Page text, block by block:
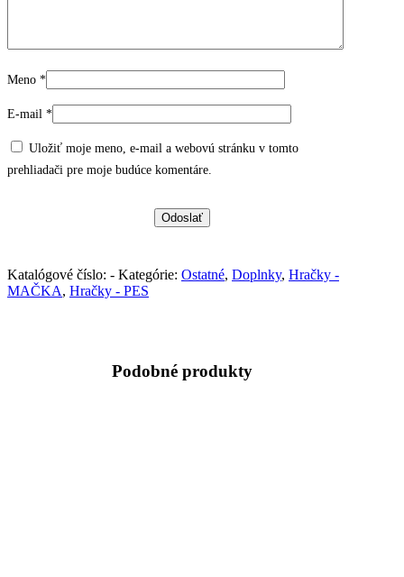
Meno *
E-mail *
Uložiť moje meno, e-mail a webovú stránku v tomto
prehliadači pre moje budúce komentáre.
Katalógové číslo: - Kategórie: Ostatné, Doplnky, Hračky -
MAČKA, Hračky - PES
Podobné produkty